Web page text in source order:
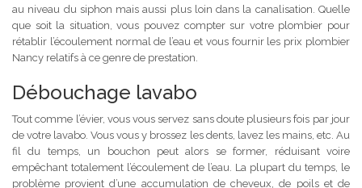
au niveau du siphon mais aussi plus loin dans la canalisation. Quelle
que soit la situation, vous pouvez compter sur votre plombier pour
rétablir l’écoulement normal de l’eau et vous fournir les prix plombier
Nancy relatifs à ce genre de prestation.
Débouchage lavabo
Tout comme l’évier, vous vous servez sans doute plusieurs fois par jour
de votre lavabo. Vous vous y brossez les dents, lavez les mains, etc. Au
fil du temps, un bouchon peut alors se former, réduisant voire
empêchant totalement l’écoulement de l’eau. La plupart du temps, le
problème provient d’une accumulation de cheveux, de poils et de